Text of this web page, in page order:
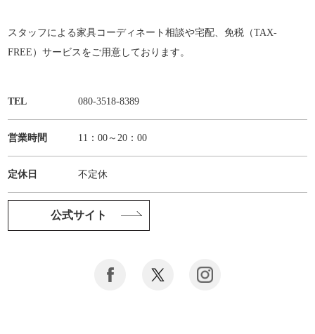
スタッフによる家具コーディネート相談や宅配、免税（TAX-
FREE）サービスをご用意しております。
TEL 080-3518-8389
営業時間 11：00～20：00
定休日 不定休
公式サイト